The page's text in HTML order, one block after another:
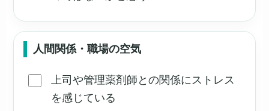
人間関係・職場の空気
上司や管理薬剤師との関係にストレス
を感じている